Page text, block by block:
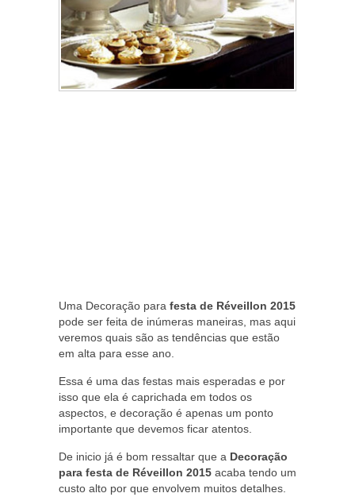
Uma Decoração para festa de Réveillon 2015
pode ser feita de inúmeras maneiras, mas aqui
veremos quais são as tendências que estão
em alta para esse ano.
Essa é uma das festas mais esperadas e por
isso que ela é caprichada em todos os
aspectos, e decoração é apenas um ponto
importante que devemos ficar atentos.
De inicio já é bom ressaltar que a Decoração
para festa de Réveillon 2015 acaba tendo um
custo alto por que envolvem muitos detalhes.